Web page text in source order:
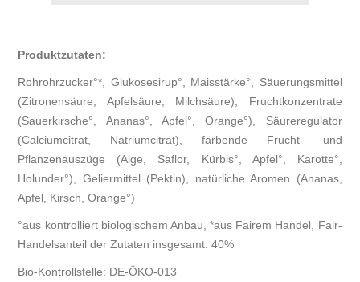
Produktzutaten:
Rohrohrzucker°*, Glukosesirup°, Maisstärke°, Säuerungsmittel
(Zitronensäure, Apfelsäure, Milchsäure), Fruchtkonzentrate
(Sauerkirsche°, Ananas°, Apfel°, Orange°), Säureregulator
(Calciumcitrat, Natriumcitrat), färbende Frucht- und
Pflanzenauszüge (Alge, Saflor, Kürbis°, Apfel°, Karotte°,
Holunder°), Geliermittel (Pektin), natürliche Aromen (Ananas,
Apfel, Kirsch, Orange°)
°aus kontrolliert biologischem Anbau, *aus Fairem Handel, Fair-
Handelsanteil der Zutaten insgesamt: 40%
Bio-Kontrollstelle: DE-ÖKO-013